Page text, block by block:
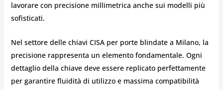
lavorare con precisione millimetrica anche sui modelli più
sofisticati.
Nel settore delle chiavi CISA per porte blindate a Milano, la
precisione rappresenta un elemento fondamentale. Ogni
dettaglio della chiave deve essere replicato perfettamente
per garantire fluidità di utilizzo e massima compatibilità